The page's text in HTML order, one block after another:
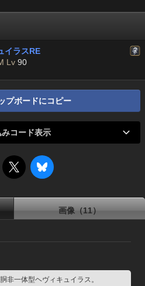
イラスRE
Lv 90
プボードにコピー
コード表示
画像（11）
非一体型ヘヴィキュイラス。